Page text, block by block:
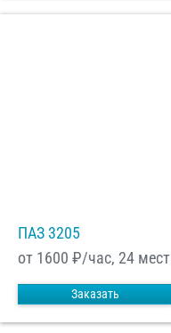
ПАЗ 3205
от 1600 ₽/час, 24 мест
Заказать